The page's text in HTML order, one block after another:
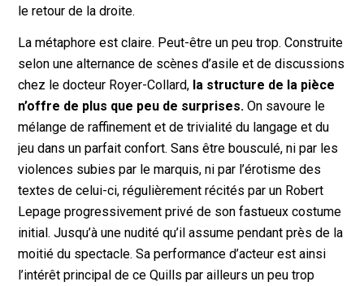
le retour de la droite.
La métaphore est claire. Peut-être un peu trop. Construite
selon une alternance de scènes d’asile et de discussions
chez le docteur Royer-Collard, la structure de la pièce
n’offre de plus que peu de surprises. On savoure le
mélange de raffinement et de trivialité du langage et du
jeu dans un parfait confort. Sans être bousculé, ni par les
violences subies par le marquis, ni par l’érotisme des
textes de celui-ci, régulièrement récités par un Robert
Lepage progressivement privé de son fastueux costume
initial. Jusqu’à une nudité qu’il assume pendant près de la
moitié du spectacle. Sa performance d’acteur est ainsi
l’intérêt principal de ce Quills par ailleurs un peu trop